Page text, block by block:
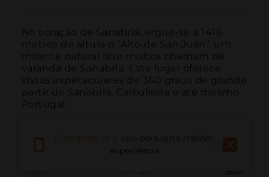
No coração de Sanabria, ergue-se a 1416
metros de altura o "Alto de San Juan", um
mirante natural que muitos chamam de
varanda de Sanabria. Este lugar oferece
vistas espetaculares de 360 graus de grande
parte de Sanabria, Carballeda e até mesmo
Portugal.
Site
para uma melhor
experiência